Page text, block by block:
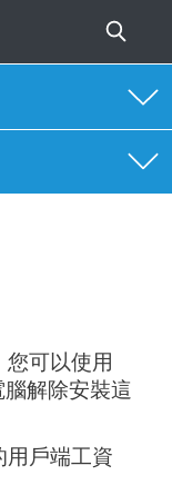
您可以使用
解除安裝這
戶端工資